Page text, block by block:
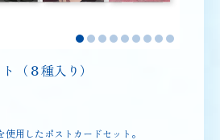
（８種入り）
用したポストカードセット。